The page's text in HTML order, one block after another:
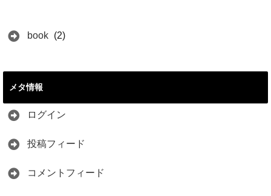
book (2)
メタ情報
ログイン
投稿フィード
コメントフィード